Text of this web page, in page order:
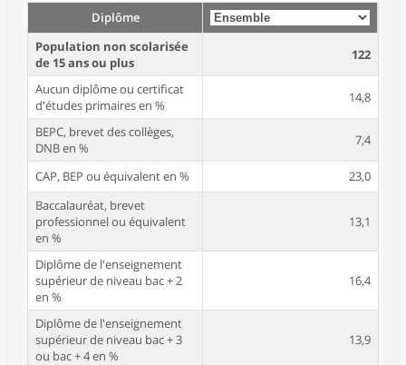
Diplôme
Population non scolarisée
de 15 ans ou plus
122
Aucun diplôme ou certificat
d'études primaires en %
14,8
BEPC, brevet des collèges,
DNB en %
7,4
CAP, BEP ou équivalent en %
23,0
Baccalauréat, brevet
professionnel ou équivalent
en %
13,1
Diplôme de l'enseignement
supérieur de niveau bac + 2
en %
16,4
Diplôme de l'enseignement
supérieur de niveau bac + 3
ou bac + 4 en %
13,9